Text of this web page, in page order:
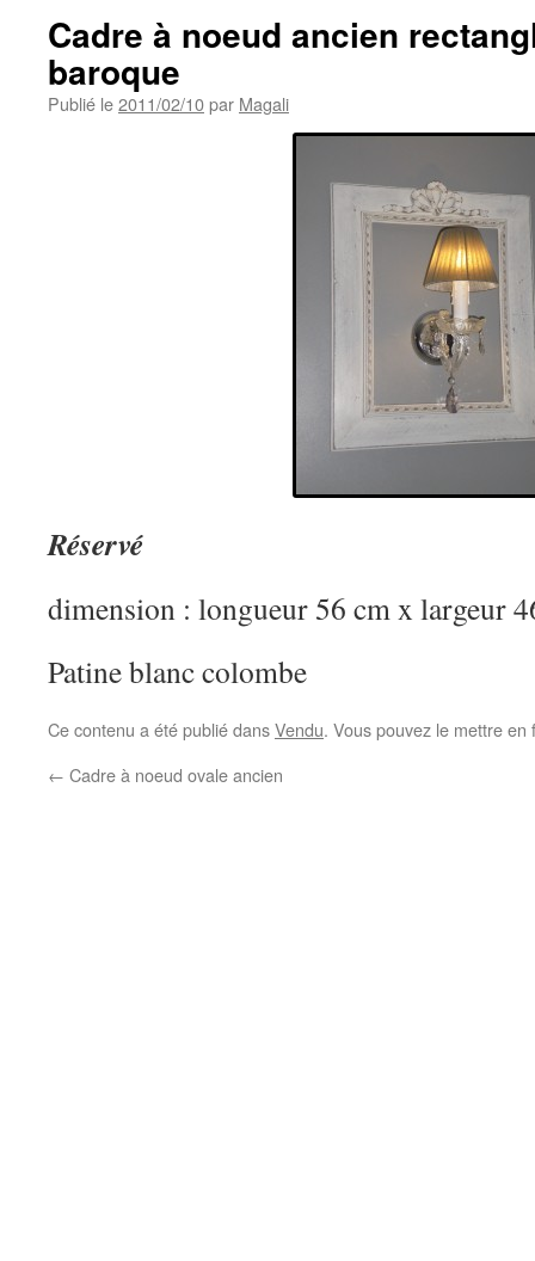
Cadre à noeud ancien
baroque
Publié le2011/02/10par Magali
Réservé
dimension : longueur 56 cm x largeur
Patine blanc colombe
Ce contenu a été publié dansVendu. Vous pouvez le mettre
← Cadre à noeud ovale ancien